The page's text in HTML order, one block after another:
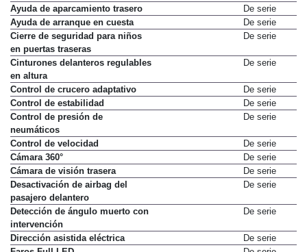
Ayuda de aparcamiento delantero
De serie
Ayuda de aparcamiento trasero
De serie
Ayuda de arranque en cuesta
De serie
Cierre de seguridad para niños
en puertas traseras
Cinturones delanteros regulables
en altura
Control de crucero adaptativo
De serie
Control de estabilidad
De serie
Control de presión de
neumáticos
Control de velocidad
De serie
Cámara 360°
De serie
Cámara de visión trasera
De serie
Desactivación de airbag del
pasajero delantero
Detección de ángulo muerto con
intervención
Dirección asistida eléctrica
De serie